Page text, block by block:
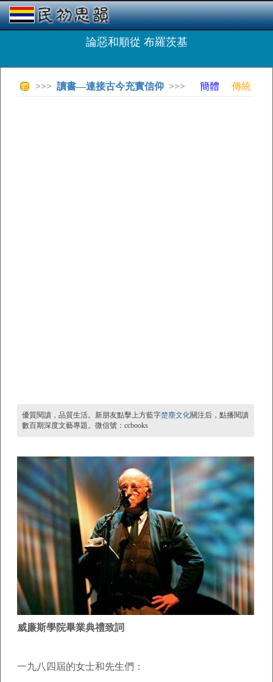
論惡和順從 布羅茨基
>>> 讀書—連接古今充實信仰 >>> 簡體 傳統
優質閱讀，品質生活。新朋友點擊上方藍字楚塵文化關注后，點播閱讀
數百期深度文藝專題。微信號：ccbooks
威廉斯學院畢業典禮致詞
一九八四屆的女士和先生們：